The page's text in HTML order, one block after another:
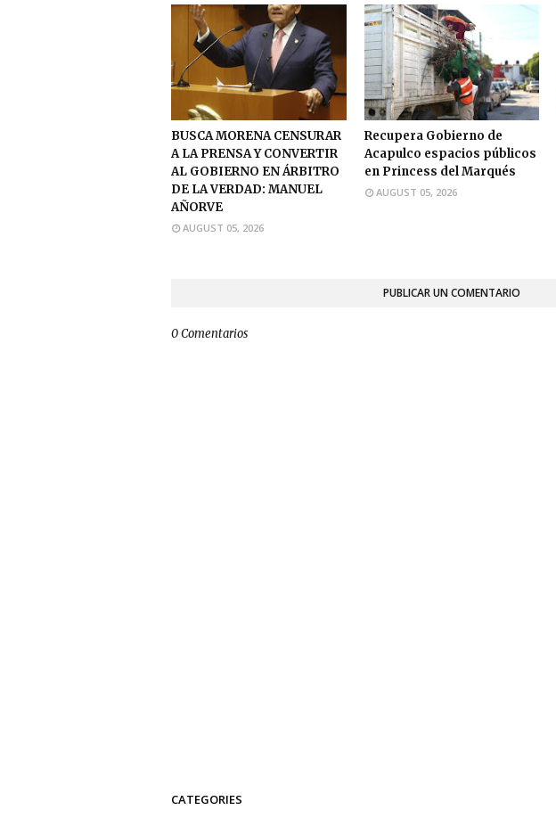
BUSCA MORENA CENSURAR
A LA PRENSA Y CONVERTIR
AL GOBIERNO EN ÁRBITRO
DE LA VERDAD: MANUEL
AÑORVE
AUGUST 05, 2026
Recupera Gobierno de
Acapulco espacios públicos
en Princess del Marqués
AUGUST 05, 2026
PUBLICAR UN COMENTARIO
0 Comentarios
CATEGORIES